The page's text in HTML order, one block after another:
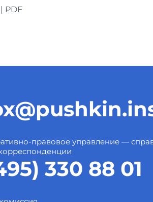
PDF
правовое управление —
330 88 01